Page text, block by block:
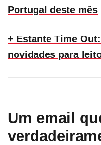
Portugal deste mês
+ Estante Time
novidades para
Um email